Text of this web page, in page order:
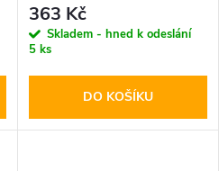
363 Kč
Skladem - hned k odeslání
5 ks
DO KOŠÍKU